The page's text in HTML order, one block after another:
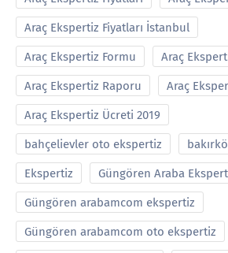
Araç Ekspertiz Fiyatları İstanbul
Araç Ekspertiz Formu Araç
Araç Ekspertiz Raporu Araç
Araç Ekspertiz Ücreti 2019
bahçelievler oto ekspertiz
Ekspertiz Güngören Araba
Güngören arabamcom ekspertiz
Güngören arabamcom oto ekspertiz